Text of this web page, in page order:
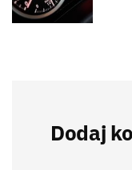
Dodaj